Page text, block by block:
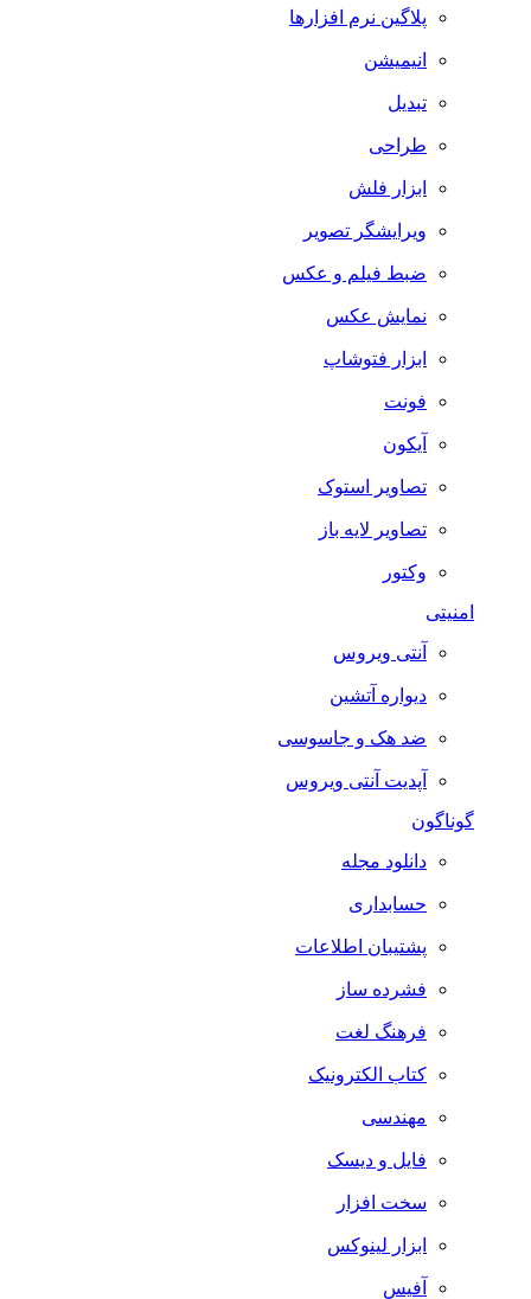
پلاگین نرم افزارها
انیمیشن
تبدیل
طراحی
ابزار فلش
ویرایشگر تصویر
ضبط فيلم و عكس
نمایش عکس
ابزار فتوشاپ
فونت
آیکون
تصاویر استوک
تصاویر لایه باز
وکتور
امنیتی
آنتی ویروس
دیواره آتشین
ضد هک و جاسوسی
آپدیت آنتی ویروس
گوناگون
دانلود مجله
حسابداری
پشتیبان اطلاعات
فشرده ساز
فرهنگ لغت
کتاب الکترونیک
مهندسی
فایل و دیسک
سخت افزار
ابزار لینوکس
آفیس